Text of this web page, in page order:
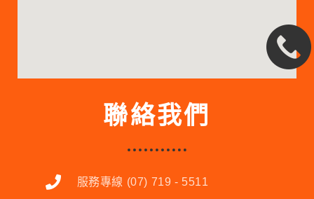
聯絡我們
服務專線 (07) 719 - 5511